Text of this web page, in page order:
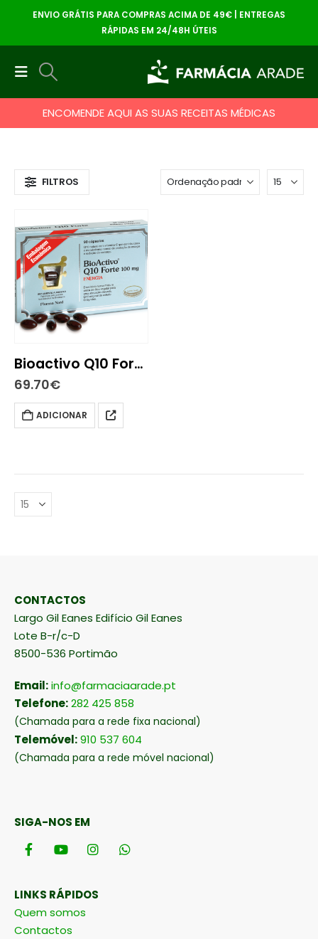
ENVIO GRÁTIS PARA COMPRAS ACIMA DE 49€ | ENTREGAS
RÁPIDAS EM 24/48H ÚTEIS
ENCOMENDE AQUI AS SUAS RECEITAS MÉDICAS
FILTROS
Bioactivo Q10 Forte 90 cápsulas
69.70€
ADICIONAR
CONTACTOS
Largo Gil Eanes Edifício Gil Eanes
Lote B-r/c-D
8500-536 Portimão
Email:info@farmaciaarade.pt
Telefone:282 425 858
(Chamada para a rede fixa nacional)
Telemóvel:910 537 604
(Chamada para a rede móvel nacional)
SIGA-NOS EM
LINKS RÁPIDOS
Quem somos
Contactos